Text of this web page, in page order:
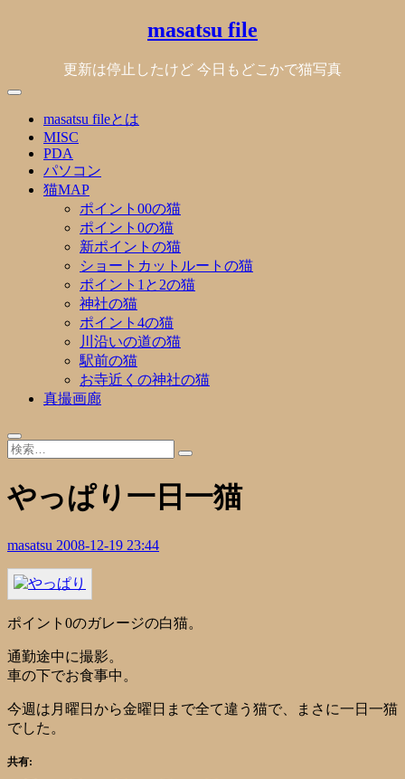
masatsu file
更新は停止したけど 今日もどこかで猫写真
masatsu fileとは
MISC
PDA
パソコン
猫MAP
ポイント00の猫
ポイント0の猫
新ポイントの猫
ショートカットルートの猫
ポイント1と2の猫
神社の猫
ポイント4の猫
川沿いの道の猫
駅前の猫
お寺近くの神社の猫
真撮画廊
やっぱり一日一猫
masatsu 2008-12-19 23:44
ポイント0のガレージの白猫。
通勤途中に撮影。
車の下でお食事中。
今週は月曜日から金曜日まで全て違う猫で、まさに一日一猫
でした。
共有: